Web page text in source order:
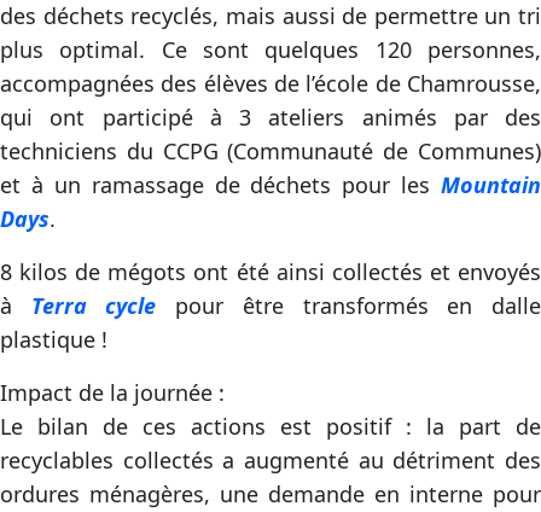
des déchets recyclés, mais aussi de permettre un tri
plus optimal. Ce sont quelques 120 personnes,
accompagnées des élèves de l’école de Chamrousse,
qui ont participé à 3 ateliers animés par des
techniciens du CCPG (Communauté de Communes)
et à un ramassage de déchets pour les Mountain
Days.
8 kilos de mégots ont été ainsi collectés et envoyés
à Terra cycle pour être transformés en dalle
plastique !
Impact de la journée :
Le bilan de ces actions est positif : la part de
recyclables collectés a augmenté au détriment des
ordures ménagères, une demande en interne pour